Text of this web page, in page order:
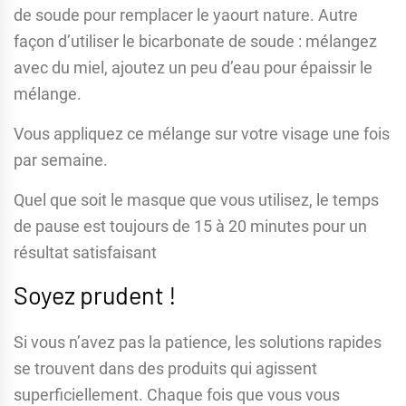
de soude pour remplacer le yaourt nature. Autre
façon d’utiliser le bicarbonate de soude : mélangez
avec du miel, ajoutez un peu d’eau pour épaissir le
mélange.
Vous appliquez ce mélange sur votre visage une fois
par semaine.
Quel que soit le masque que vous utilisez, le temps
de pause est toujours de 15 à 20 minutes pour un
résultat satisfaisant
Soyez prudent !
Si vous n’avez pas la patience, les solutions rapides
se trouvent dans des produits qui agissent
superficiellement. Chaque fois que vous vous